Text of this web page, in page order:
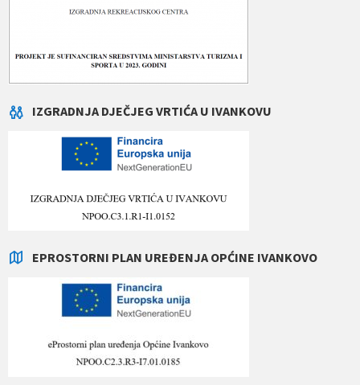
IZGRADNJA DJEČJEG VRTIĆA U IVANKOVU
EPROSTORNI PLAN UREĐENJA OPĆINE IVANKOVO